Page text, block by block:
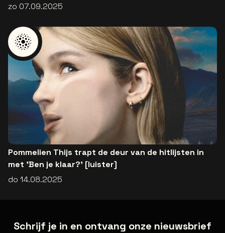
zo 07.09.2025
Pommelien Thijs trapt de deur van de hitlijsten in
met 'Ben je klaar?' [luister]
do 14.08.2025
Schrijf je in en ontvang onze nieuwsbrief